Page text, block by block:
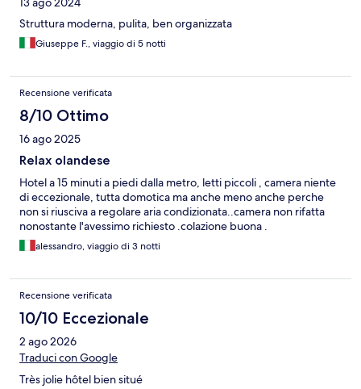
Struttura moderna, pulita, ben organizzata
Giuseppe F., viaggio di 5 notti
Recensione verificata
8/10 Ottimo
16 ago 2025
Relax olandese
Hotel a 15 minuti a piedi dalla metro, letti piccoli , camera niente
di eccezionale, tutta domotica ma anche meno anche perche
non si riusciva a regolare aria condizionata..camera non rifatta
nonostante l'avessimo richiesto .colazione buona .
alessandro, viaggio di 3 notti
Recensione verificata
10/10 Eccezionale
2 ago 2026
Traduci con Google
Très jolie hôtel bien situé